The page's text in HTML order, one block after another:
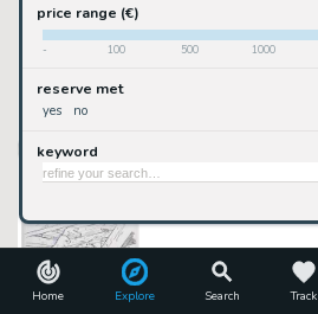
Home Explore Search Track
price range (€)
- 100 500 1000
reserve met
yes no
keyword
Alain Dodier (Né En 1955)